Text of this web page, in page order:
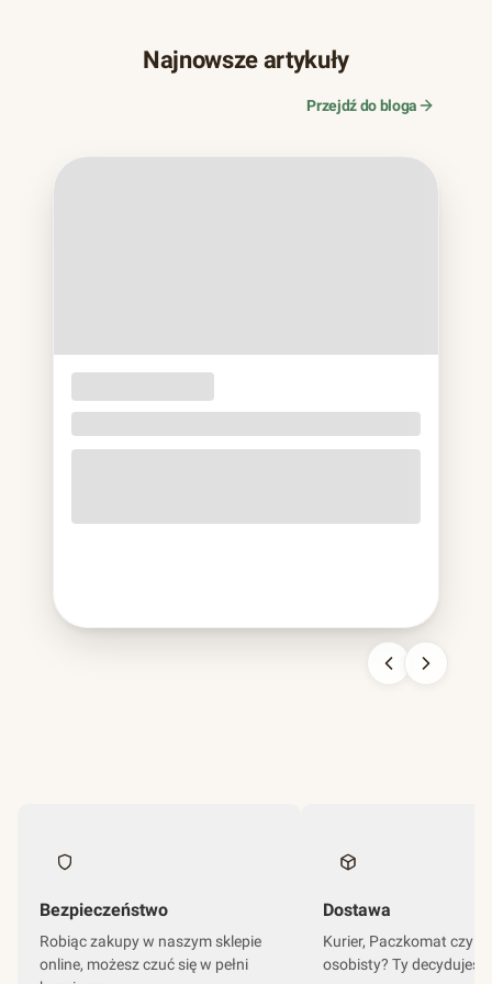
Najnowsze artykuły
Przejdź do bloga
JEDNORAZOWE
lukru
sztywniejsza od plastikowej, nie do pomylenia z niczym
Bezpieczeństwo
Robiąc zakupy w naszym sklepie
online, możesz czuć się w pełni
Dostawa
Kurier, Paczkomat czy
osobisty? Ty decydujesz.